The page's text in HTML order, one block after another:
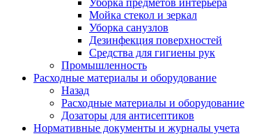
Уборка предметов интерьера
Мойка стекол и зеркал
Уборка санузлов
Дезинфекция поверхностей
Средства для гигиены рук
Промышленность
Расходные материалы и оборудование
Назад
Расходные материалы и оборудование
Дозаторы для антисептиков
Нормативные документы и журналы учета